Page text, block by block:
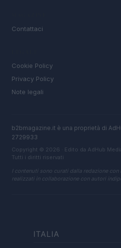
Contattaci
Cookie Policy
Privacy Policy
Note legali
b2bmagazine.it è una proprietà di
2729933
Copyright © 2026 · Edito da AdHub
Tutti i diritti riservati
I contenuti sono curati dalla redazione
realizzati in collaborazione con autori
ITALIA